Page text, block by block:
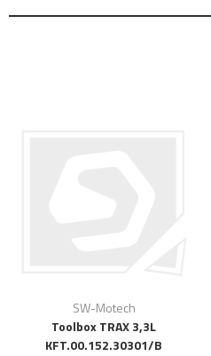
SW-Motech
Toolbox TRAX 3,3L
KFT.00.152.30301/B